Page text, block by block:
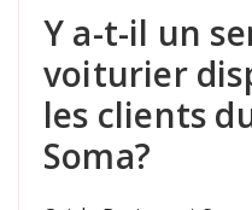
Y a-t-il un
voiturier
les clients
Soma?